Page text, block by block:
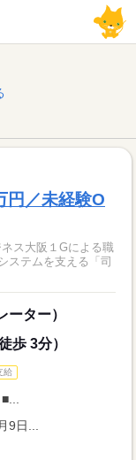
／未経験O
ス大阪１Gによる職
ステムを支える「司
ター）
歩 3分）
給
9日...